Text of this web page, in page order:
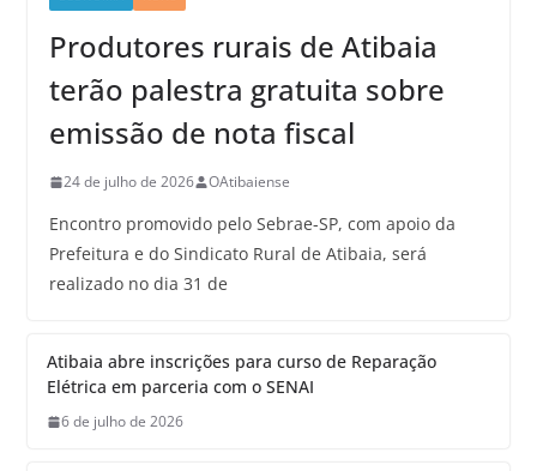
Produtores rurais de Atibaia
terão palestra gratuita sobre
emissão de nota fiscal
24 de julho de 2026 OAtibaiense
Encontro promovido pelo Sebrae-SP, com apoio da
Prefeitura e do Sindicato Rural de Atibaia, será
realizado no dia 31 de
Atibaia abre inscrições para curso de Reparação
Elétrica em parceria com o SENAI
6 de julho de 2026